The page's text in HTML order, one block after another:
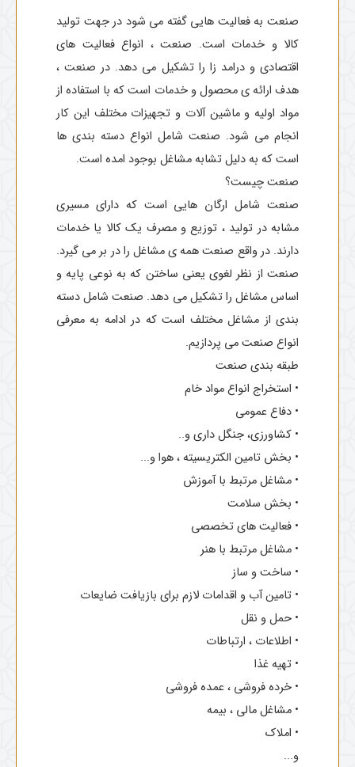
صنعت به فعالیت هایی گفته می شود در جهت تولید
کالا و خدمات است. صنعت ، انواع فعالیت های
اقتصادی و درامد زا را تشکیل می دهد. در صنعت ،
هدف ارائه ی محصول و خدمات است که با استفاده از
مواد اولیه و ماشین آلات و تجهیزات مختلف این کار
انجام می شود. صنعت شامل انواع دسته بندی ها
است که به دلیل تشابه مشاغل بوجود امده است.
صنعت چیست؟
صنعت شامل ارگان هایی است که دارای مسیری
مشابه در تولید ، توزیع و مصرف یک کالا یا خدمات
دارند. در واقع صنعت همه ی مشاغل را در بر می گیرد.
صنعت از نظر لغوی یعنی ساختن که به نوعی پایه و
اساس مشاغل را تشکیل می دهد. صنعت شامل دسته
بندی از مشاغل مختلف است که در ادامه به معرفی
انواع صنعت می پردازیم.
طبقه بندی صنعت
• استخراج انواع مواد خام
• دفاع عمومی
• کشاورزی، جنگل داری و..
• بخش تامین الکتریسیته ، هوا و...
• مشاغل مرتبط با آموزش
• بخش سلامت
• فعالیت های تخصصی
• مشاغل مرتبط با هنر
• ساخت و ساز
• تامین آب و اقدامات لازم برای بازیافت ضایعات
• حمل و نقل
• اطلاعات ، ارتباطات
• تهیه غذا
• خرده فروشی ، عمده فروشی
• مشاغل مالی ، بیمه
• املاک
و...